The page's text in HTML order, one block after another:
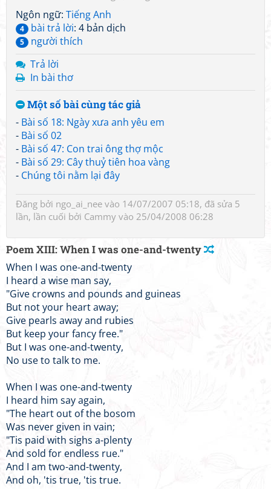
Ngôn ngữ: Tiếng Anh
4 bài trả lời: 4 bản dịch
5
người thích
Trả lời
In bài thơ
Một số bài cùng tác giả
- Bài số 18: Ngày xưa anh yêu em
- Bài số 02
- Bài số 47: Con trai ông thợ mộc
- Bài số 29: Cây thuỷ tiên hoa vàng
- Chúng tôi nằm lại đây
Đăng bởi ngo_ai_nee vào 14/07/2007 05:18, đã sửa 5
lần, lần cuối bởi Cammy vào 25/04/2008 06:28
Poem XIII: When I was one-and-twenty
When I was one-and-twenty
I heard a wise man say,
"Give crowns and pounds and guineas
But not your heart away;
Give pearls away and rubies
But keep your fancy free."
But I was one-and-twenty,
No use to talk to me.
When I was one-and-twenty
I heard him say again,
"The heart out of the bosom
Was never given in vain;
"Tis paid with sighs a-plenty
And sold for endless rue."
And I am two-and-twenty,
And oh, 'tis true, 'tis true.